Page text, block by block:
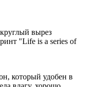
вырез
"Life is a series of
который удобен в